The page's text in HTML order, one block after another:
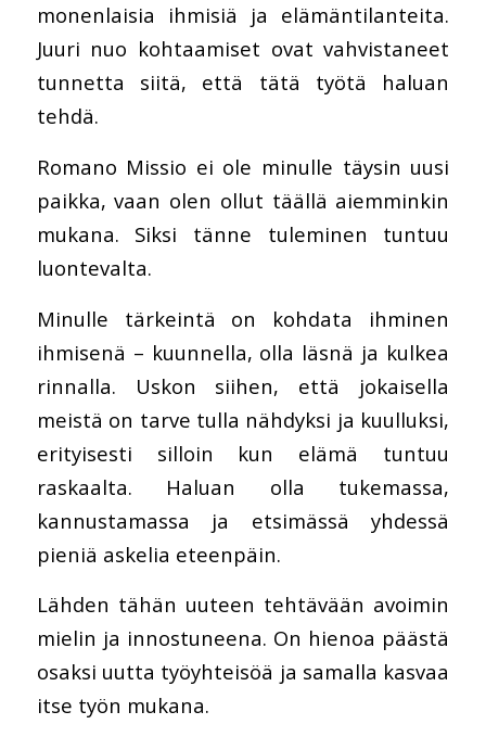
monenlaisia ihmisiä ja elämäntilanteita.
Juuri nuo kohtaamiset ovat vahvistaneet
tunnetta siitä, että tätä työtä haluan
tehdä.
Romano Missio ei ole minulle täysin uusi
paikka, vaan olen ollut täällä aiemminkin
mukana. Siksi tänne tuleminen tuntuu
luontevalta.
Minulle tärkeintä on kohdata ihminen
ihmisenä – kuunnella, olla läsnä ja kulkea
rinnalla. Uskon siihen, että jokaisella
meistä on tarve tulla nähdyksi ja kuulluksi,
erityisesti silloin kun elämä tuntuu
raskaalta. Haluan olla tukemassa,
kannustamassa ja etsimässä yhdessä
pieniä askelia eteenpäin.
Lähden tähän uuteen tehtävään avoimin
mielin ja innostuneena. On hienoa päästä
osaksi uutta työyhteisöä ja samalla kasvaa
itse työn mukana.